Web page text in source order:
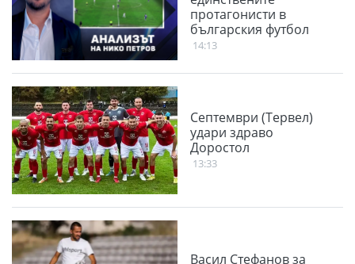
протагонисти в
българския футбол
14:13
Септември (Тервел)
удари здраво
Доростол
13:33
Васил Стефанов за